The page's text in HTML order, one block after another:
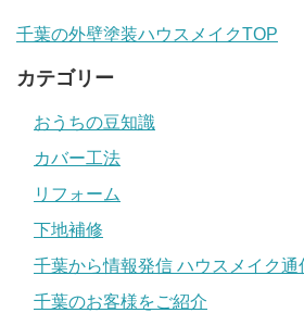
千葉の外壁塗装ハウスメイクTOP
カテゴリー
おうちの豆知識
カバー工法
リフォーム
下地補修
千葉から情報発信 ハウスメイク通
千葉のお客様をご紹介